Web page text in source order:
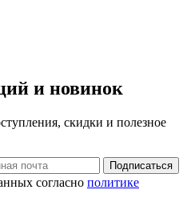
и новинок
скидки и полезное
Подписаться
согласно политике